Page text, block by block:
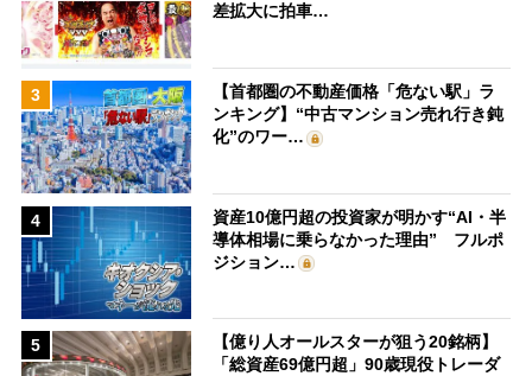
差拡大に拍車…
3
【首都圏の不動産価格「危ない駅」ラ
ンキング】“中古マンション売れ行き鈍
化”のワー…
4
資産10億円超の投資家が明かす“AI・半
導体相場に乗らなかった理由” フルポ
ジション…
5
【億り人オールスターが狙う20銘柄】
「総資産69億円超」90歳現役トレーダ